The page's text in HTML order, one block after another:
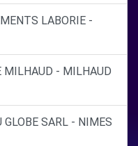
LABORIE -
MILHAUD - MILHAUD
SARL - NIMES